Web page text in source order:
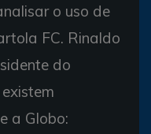
o uso de
FC. Rinaldo
do
a Globo: